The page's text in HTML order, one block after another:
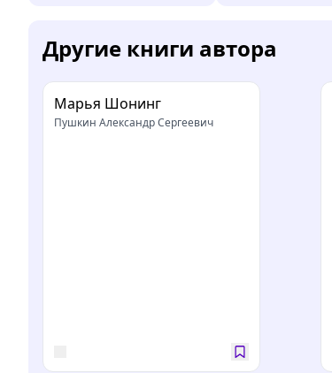
Другие книги автора
Марья Шонинг
Пушкин Александр Сергеевич